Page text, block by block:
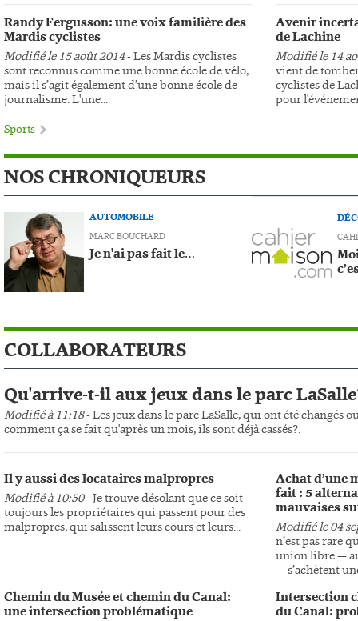
Randy Fergusson: une voix familière des
Mardis cyclistes
Modifié le 15 août 2014- Les Mardis cyclistes
sont reconnus comme une bonne école de vélo,
mais il s’agit également d’une bonne école de
journalisme. L'une...
Avenir
de Lachine
Modifié le 14
vient de
cyclistes de
pour
Sports
NOS CHRONIQUEURS
AUTOMOBILE
MARC BOUCHARD
Je n'ai pas fait le…
COLLABORATEURS
Qu'arrive-t-il aux jeux dans le parc
Modifié à 11:18- Les jeux dans le parc LaSalle, qui ont été changés
comment ça se fait qu'après un mois, ils sont déjà cassés?.
Il y aussi des locataires malpropres
Modifié à 10:50- Je trouve désolant que ce soit
toujours les propriétaires qui passent pour des
malpropres, qui salissent leurs cours et leurs...
Chemin du Musée et chemin du Canal:
une intersection problématique
Achat d’une
fait : 5
mauvaises
Modifié le 04
n’est pas rare
union libre —
— s’achètent
Intersection
du Canal: